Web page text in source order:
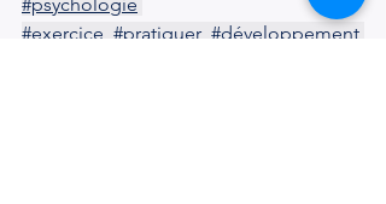
#exercice #pratiquer #développement